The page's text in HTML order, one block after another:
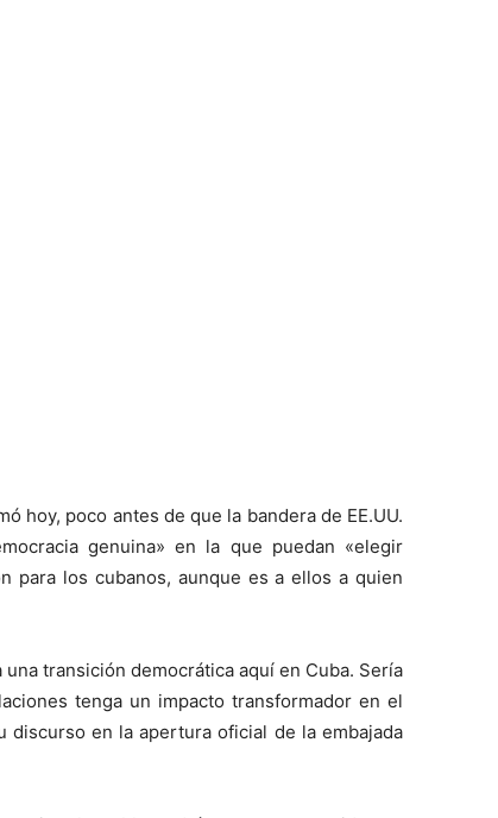
hoy, poco antes de que la bandera de EE.UU.
genuina» en la que puedan «elegir
para los cubanos, aunque es a ellos a quien
transición democrática aquí en Cuba. Sería
tenga un impacto transformador en el
en la apertura oficial de la embajada